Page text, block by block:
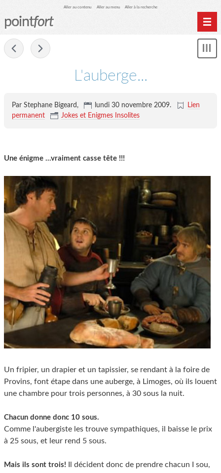
Aller au contenu Aller au menu Aller à la recherche
pointfort
L'auberge...
Par Stephane Bigeard, lundi 30 novembre 2009.
Lien
permanent
Jokes et Enigmes Insolites
Une énigme ...vraiment casse tête !!!
Un fripier, un drapier et un tapissier, se rendant à la foire de
Provins, font étape dans une auberge, à Limoges, où ils louent
une chambre pour trois personnes, à 30 sous la nuit.
Chacun donne donc 10 sous.
Comme l'aubergiste les trouve sympathiques, il baisse le prix
à 25 sous, et leur rend 5 sous.
Mais ils sont trois! Il décident donc de prendre chacun I sou,